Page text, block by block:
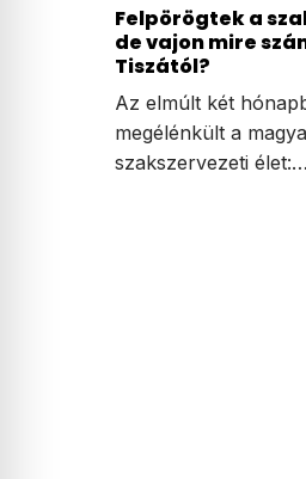
Felpörögtek a
de vajon mire
Tiszától?
Az elmúlt két
megélénkült a
szakszervezeti élet:…